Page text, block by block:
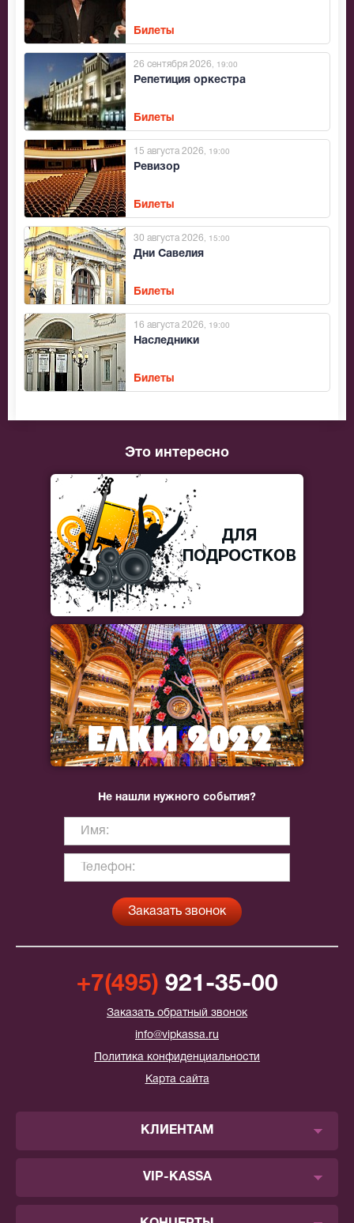
Билеты
Репетиция оркестра
26 сентября 2026 , 19:00
Билеты
Ревизор
15 августа 2026 , 19:00
Билеты
Дни Савелия
30 августа 2026 , 15:00
Билеты
Наследники
16 августа 2026 , 19:00
Билеты
Это интересно
Не нашли нужного события?
+7(495) 921-35-00
Заказать обратный звонок
info@vipkassa.ru
Политика конфиденциальности
Карта сайта
КЛИЕНТАМ
VIP-KASSA